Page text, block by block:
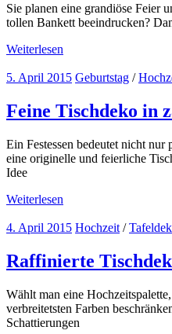
Sie planen eine grandiöse Feier
tollen Bankett beeindrucken?
Weiterlesen
5. April 2015 Geburtstag /
Feine Tischdeko in
Ein Festessen bedeutet nicht
eine originelle und feierliche
Idee
Weiterlesen
4. April 2015 Hochzeit /
Raffinierte
Wählt man eine
verbreitetsten Farben
Schattierungen